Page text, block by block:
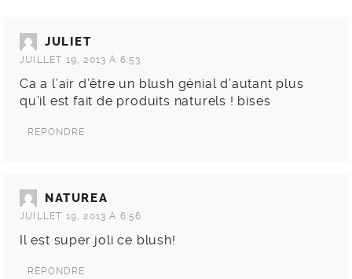
JULIET
JUILLET 19, 2013 À 6:53
Ca a l’air d’être un blush génial d’autant plus
qu’il est fait de produits naturels ! bises
RÉPONDRE
NATUREA
JUILLET 19, 2013 À 6:56
Il est super joli ce blush!
RÉPONDRE